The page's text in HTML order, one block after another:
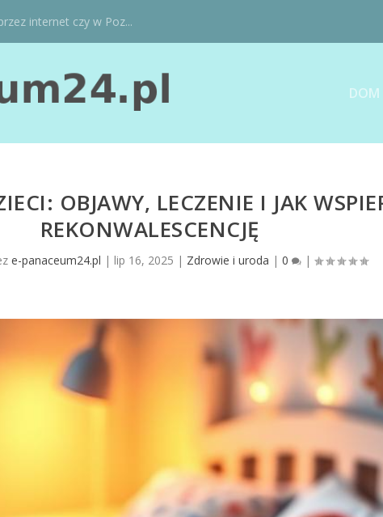
internet czy w Poz...
DOM
OBJAWY, LECZENIE I JAK
REKONWALESCENCJĘ
e-panaceum24.pl | lip 16, 2025 | Zdrowie i uroda | 0 |